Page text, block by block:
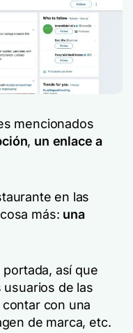
mencionados
, un enlace a
en las
más: una
así que
usuarios de las
con una
de marca, etc.